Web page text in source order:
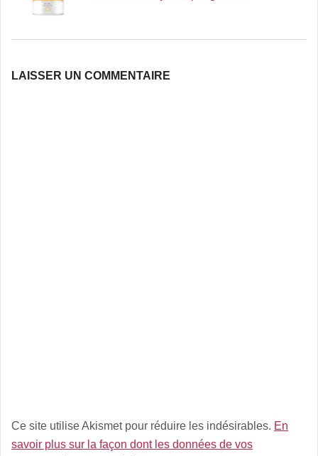
LAISSER UN COMMENTAIRE
Ce site utilise Akismet pour réduire les indésirables. En
savoir plus sur la façon dont les données de vos